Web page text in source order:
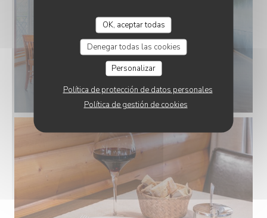
OK, aceptar todas
Denegar todas las cookies
Personalizar
Política de protección de datos personales
Política de gestión de cookies